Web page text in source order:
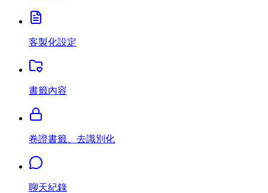
客製化設定
書籤內容
卷證書籤、去識別化
聊天紀錄